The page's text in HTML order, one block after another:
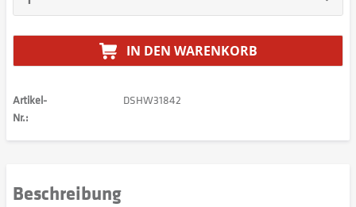
IN DEN WARENKORB
Artikel-
Nr.:
DSHW31842
Beschreibung